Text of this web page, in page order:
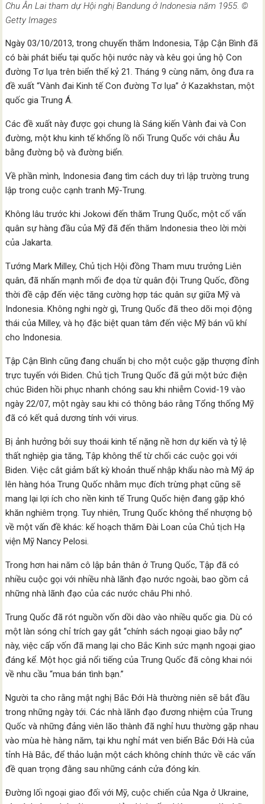
Chu Ân Lai tham dự Hội nghị Bandung ở Indonesia năm 1955. ©
Getty Images
Ngày 03/10/2013, trong chuyến thăm Indonesia, Tập Cận Bình đã
có bài phát biểu tại quốc hội nước này và kêu gọi ủng hộ Con
đường Tơ lụa trên biển thế kỷ 21. Tháng 9 cùng năm, ông đưa ra
đề xuất “Vành đai Kinh tế Con đường Tơ lụa” ở Kazakhstan, một
quốc gia Trung Á.
Các đề xuất này được gọi chung là Sáng kiến Vành đai và Con
đường, một khu kinh tế khổng lồ nối Trung Quốc với châu Âu
bằng đường bộ và đường biển.
Về phần mình, Indonesia đang tìm cách duy trì lập trường trung
lập trong cuộc cạnh tranh Mỹ-Trung.
Không lâu trước khi Jokowi đến thăm Trung Quốc, một cố vấn
quân sự hàng đầu của Mỹ đã đến thăm Indonesia theo lời mời
của Jakarta.
Tướng Mark Milley, Chủ tịch Hội đồng Tham mưu trưởng Liên
quân, đã nhấn mạnh mối đe dọa từ quân đội Trung Quốc, đồng
thời đề cập đến việc tăng cường hợp tác quân sự giữa Mỹ và
Indonesia. Không nghi ngờ gì, Trung Quốc đã theo dõi mọi động
thái của Milley, và họ đặc biệt quan tâm đến việc Mỹ bán vũ khí
cho Indonesia.
Tập Cận Bình cũng đang chuẩn bị cho một cuộc gặp thượng đỉnh
trực tuyến với Biden. Chủ tịch Trung Quốc đã gửi một bức điện
chúc Biden hồi phục nhanh chóng sau khi nhiễm Covid-19 vào
ngày 22/07, một ngày sau khi có thông báo rằng Tổng thống Mỹ
đã có kết quả dương tính với virus.
Bị ảnh hưởng bởi suy thoái kinh tế nặng nề hơn dự kiến và tỷ lệ
thất nghiệp gia tăng, Tập không thể từ chối các cuộc gọi với
Biden. Việc cắt giảm bất kỳ khoản thuế nhập khẩu nào mà Mỹ áp
lên hàng hóa Trung Quốc nhằm mục đích trừng phạt cũng sẽ
mang lại lợi ích cho nền kinh tế Trung Quốc hiện đang gặp khó
khăn nghiêm trọng. Tuy nhiên, Trung Quốc không thể nhượng bộ
về một vấn đề khác: kế hoạch thăm Đài Loan của Chủ tịch Hạ
viện Mỹ Nancy Pelosi.
Trong hơn hai năm cô lập bản thân ở Trung Quốc, Tập đã có
nhiều cuộc gọi với nhiều nhà lãnh đạo nước ngoài, bao gồm cả
những nhà lãnh đạo của các nước châu Phi nhỏ.
Trung Quốc đã rót nguồn vốn dồi dào vào nhiều quốc gia. Dù có
một làn sóng chỉ trích gay gắt “chính sách ngoại giao bẫy nợ”
này, việc cấp vốn đã mang lại cho Bắc Kinh sức mạnh ngoại giao
đáng kể. Một học giả nổi tiếng của Trung Quốc đã công khai nói
về nhu cầu “mua bán tình bạn.”
Người ta cho rằng mật nghị Bắc Đới Hà thường niên sẽ bắt đầu
trong những ngày tới. Các nhà lãnh đạo đương nhiệm của Trung
Quốc và những đảng viên lão thành đã nghỉ hưu thường gặp nhau
vào mùa hè hàng năm, tại khu nghỉ mát ven biển Bắc Đới Hà của
tỉnh Hà Bắc, để thảo luận một cách không chính thức về các vấn
đề quan trọng đằng sau những cánh cửa đóng kín.
Đường lối ngoại giao đối với Mỹ, cuộc chiến của Nga ở Ukraine,